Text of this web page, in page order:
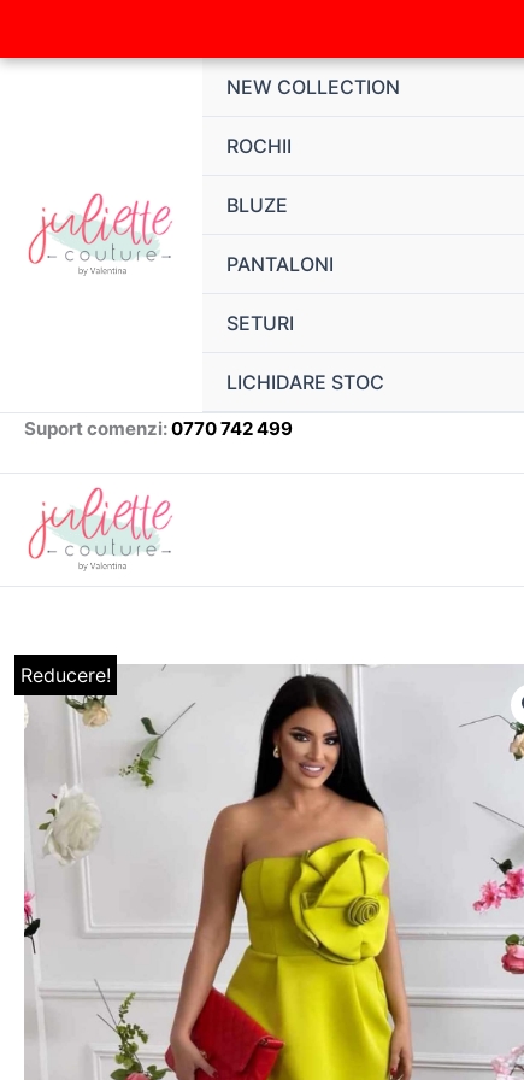
NEW COLLECTION
ROCHII
BLUZE
PANTALONI
SETURI
LICHIDARE STOC
Suport comenzi:0770 742 499
Reducere!